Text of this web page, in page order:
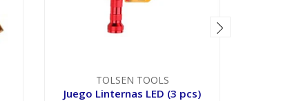
TOLSEN TOOLS
Juego Linternas LED (3 pcs)